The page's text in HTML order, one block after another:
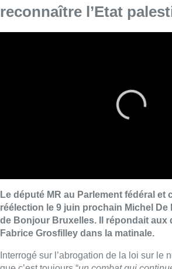
reconnaître l’Etat
Interrogé sur l’abrogation de la loi sur le
un combat qui continue
législature. Nous continuons, bien
investissez dans ce nouveau nucléaire, il
lui permettre de continuer “, explique
Le député fédéral relancera d’ailleurs les
la prochaine législature. “ A partir du
le nucléaire fait partie du mix énergétique
solution pour avoir une économie